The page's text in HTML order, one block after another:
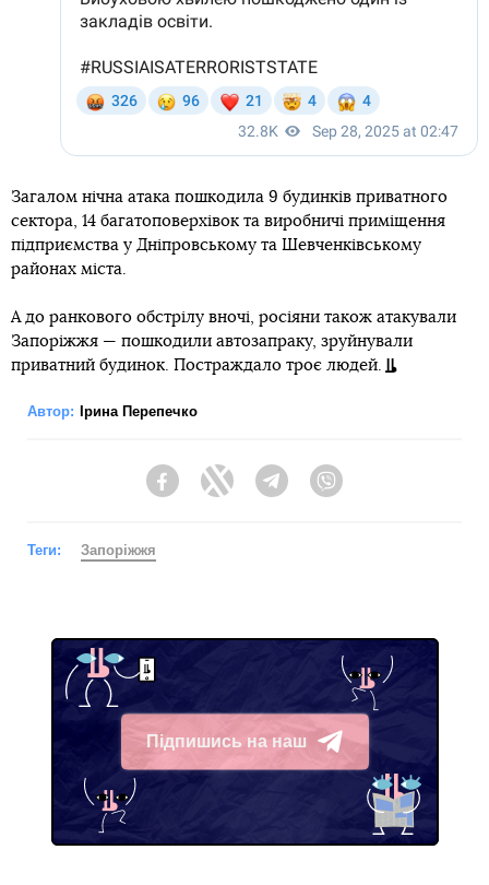
Загалом нічна атака пошкодила 9 будинків приватного
сектора, 14 багатоповерхівок та виробничі приміщення
підприємства у Дніпровському та Шевченківському
районах міста.
А до ранкового обстрілу вночі, росіяни також атакували
Запоріжжя — пошкодили автозапраку, зруйнували
приватний будинок. Постраждало троє людей.
Автор: Ірина Перепечко
FacebookTwitter Telegram
Теги: Запоріжжя
Підпишись на наш
Telegram